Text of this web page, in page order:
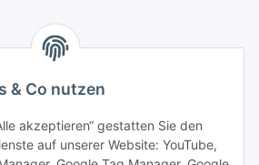
& Co nutzen
akzeptieren“ gestatten Sie den
auf unserer Website: YouTube,